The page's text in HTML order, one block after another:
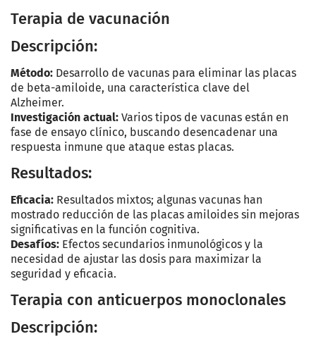
Terapia de vacunación
Descripción:
Método: Desarrollo de vacunas para eliminar las placas
de beta-amiloide, una característica clave del
Alzheimer.
Investigación actual: Varios tipos de vacunas están en
fase de ensayo clínico, buscando desencadenar una
respuesta inmune que ataque estas placas.
Resultados:
Eficacia: Resultados mixtos; algunas vacunas han
mostrado reducción de las placas amiloides sin mejoras
significativas en la función cognitiva.
Desafíos: Efectos secundarios inmunológicos y la
necesidad de ajustar las dosis para maximizar la
seguridad y eficacia.
Terapia con anticuerpos monoclonales
Descripción: